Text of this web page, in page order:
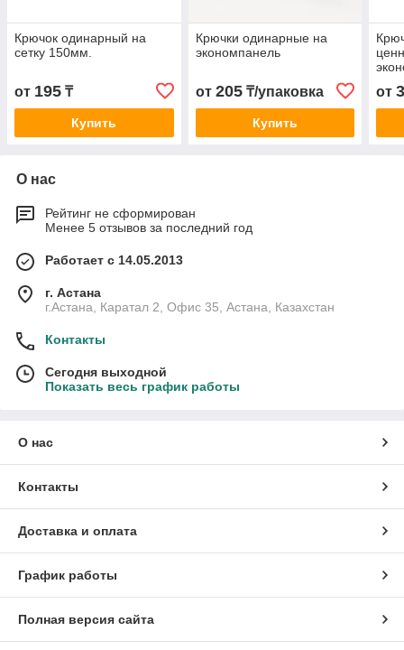
Крючок одинарный на
сетку 150мм.
от 195 ₸
Купить
Крючки одинарные на
экономпанель
от 205₸/упаковка
Купить
от
О нас
Рейтинг не сформирован
Менее 5 отзывов за последний год
Работает с 14.05.2013
г. Астана
г.Астана, Каратал 2, Офис 35, Астана, Казахстан
Контакты
Сегодня выходной
Показать весь график работы
О нас
Контакты
Доставка и оплата
График работы
Полная версия сайта